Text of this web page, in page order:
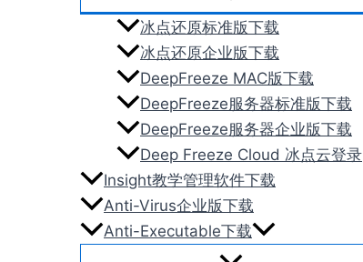
冰点还原标准版下载
冰点还原企业版下载
DeepFreeze MAC版下载
DeepFreeze服务器标准版下载
DeepFreeze服务器企业版下载
Deep Freeze Cloud 冰点云登录
Insight教学管理软件下载
Anti-Virus企业版下载
Anti-Executable下载